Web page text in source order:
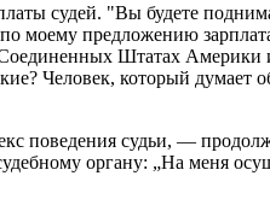
судей. "Вы будете
моему предложению
Штатах
Человек, который думает
поведения судьи, —
органу: „На меня